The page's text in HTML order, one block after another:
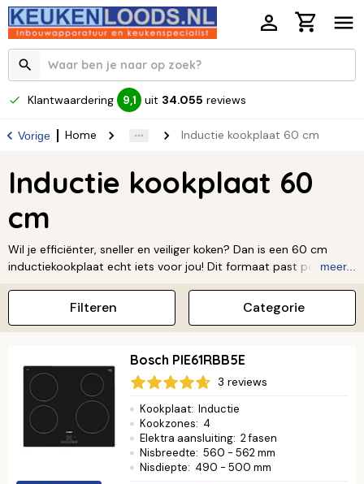
Klantwaardering 9,1 uit 34.055 reviews
Vorige Home Inductie kookplaat 60 cm
Inductie kookplaat 60
cm
Wil je efficiënter, sneller en veiliger koken? Dan is een 60 cm
inductiekookplaat echt iets voor jou! Dit formaat past perfect in
inductie is niet alleen energiezuinig, je pannen worden ook nog
eens super snel warm. Zo zet je in een handomdraai een heerlijke
maaltijd op tafel! Bij Keukenloods hebben we een ruim
assortiment 60 cm inductiekookplaten met slimme functies en
strakke designs. Ben je klaar om met meer gemak te koken?
Ontdek jouw perfecte kookplaat vandaag nog.
meer...
Categorie
Filteren
Bosch PIE61RBB5E
3 reviews
Kookplaat: Inductie
Kookzones: 4
Elektra aansluiting: 2 fasen
Nisbreedte: 560 - 562 mm
Nisdiepte: 490 - 500 mm